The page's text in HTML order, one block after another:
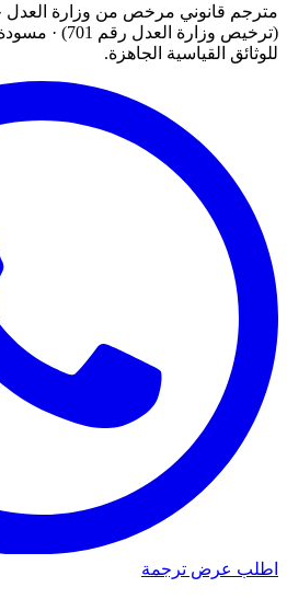
مترجم قانوني مرخص من وزارة العدل
للوثائق القياسية الجاهزة.
اطلب عرض ترجمة